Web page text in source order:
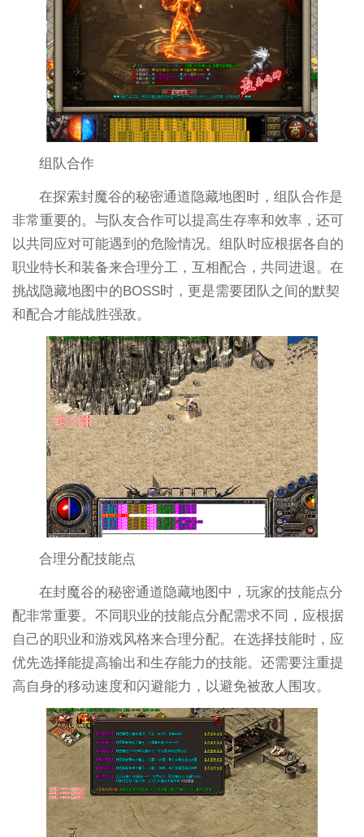
组队合作
在探索封魔谷的秘密通道隐藏地图时，组队合作是
非常重要的。与队友合作可以提高生存率和效率，还可
以共同应对可能遇到的危险情况。组队时应根据各自的
职业特长和装备来合理分工，互相配合，共同进退。在
挑战隐藏地图中的BOSS时，更是需要团队之间的默契
和配合才能战胜强敌。
合理分配技能点
在封魔谷的秘密通道隐藏地图中，玩家的技能点分
配非常重要。不同职业的技能点分配需求不同，应根据
自己的职业和游戏风格来合理分配。在选择技能时，应
优先选择能提高输出和生存能力的技能。还需要注重提
高自身的移动速度和闪避能力，以避免被敌人围攻。